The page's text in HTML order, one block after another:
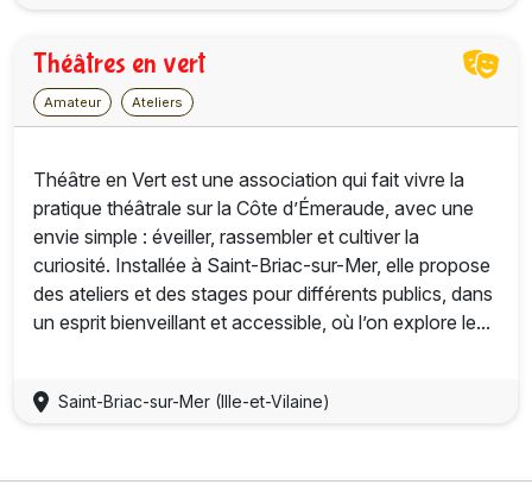
Théâtres en vert
Amateur Ateliers
Théâtre en Vert est une association qui fait vivre la
pratique théâtrale sur la Côte d’Émeraude, avec une
envie simple : éveiller, rassembler et cultiver la
curiosité. Installée à Saint-Briac-sur-Mer, elle propose
des ateliers et des stages pour différents publics, dans
un esprit bienveillant et accessible, où l’on explore le...
Saint-Briac-sur-Mer (Ille-et-Vilaine)